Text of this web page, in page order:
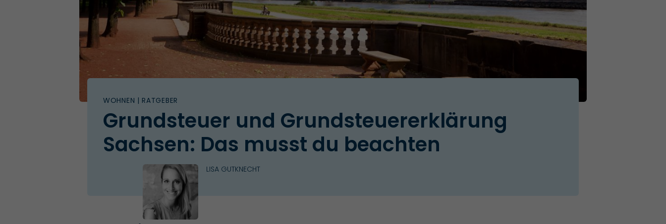
WOHNEN | RATGEBER
Grundsteuer und Grundsteuererklärung
Sachsen: Das musst du beachten
LISA GUTKNECHT